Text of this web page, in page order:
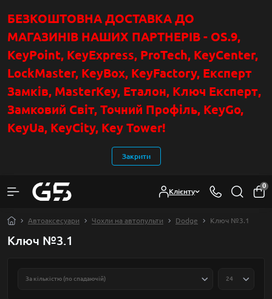
БЕЗКОШТОВНА ДОСТАВКА ДО
МАГАЗИНІВ НАШИХ ПАРТНЕРІВ - OS.9,
KeyPoint, KeyExpress, ProTech, KeyCenter,
LockMaster, KeyBox, KeyFactory, Експерт
Замків, MasterKey, Еталон, Ключ Експерт,
Замковий Світ, Точний Профіль, KeyGo,
KeyUa, KeyCity, Key Tower!
Закрити
Клієнту
0
Автоаксесуари Чохли на автопульти Dodge Ключ №3.1
Ключ №3.1